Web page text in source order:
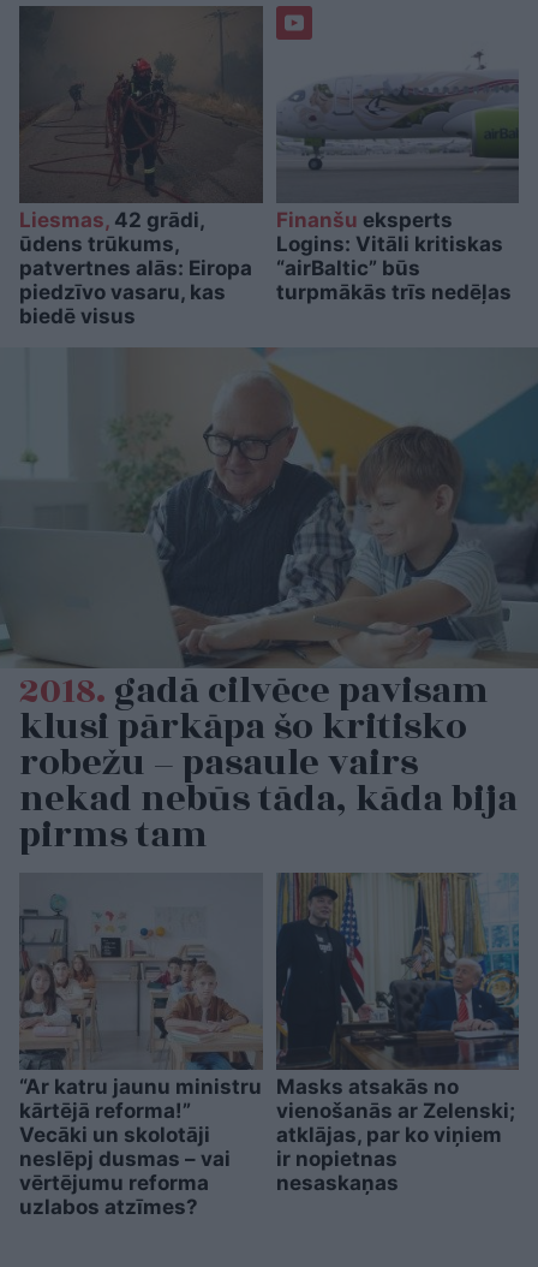
Liesmas, 42 grādi,
ūdens trūkums,
patvertnes alās: Eiropa
piedzīvo vasaru, kas
biedē visus
Finanšu eksperts
Logins: Vitāli kritiskas
“airBaltic” būs
turpmākās trīs nedēļas
2018.gadā cilvēce pavisam
klusi pārkāpa šo kritisko
robežu – pasaule vairs
nekad nebūs tāda, kāda bija
pirms tam
“Ar katru jaunu ministru
kārtējā reforma!”
Vecāki un skolotāji
neslēpj dusmas – vai
vērtējumu reforma
uzlabos atzīmes?
Masks atsakās no
vienošanās ar Zelenski;
atklājas, par ko viņiem
ir nopietnas
nesaskaņas